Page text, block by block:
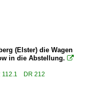
(Elster) die Wagen
in die Abstellung. 
112.1 DR 212